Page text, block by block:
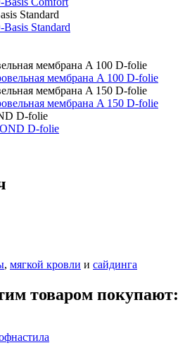
Standard
мембрана A 100 D-folie
мембрана A 150 D-folie
D-folie
, мягкой кровли и сайдинга
товаром покупают: